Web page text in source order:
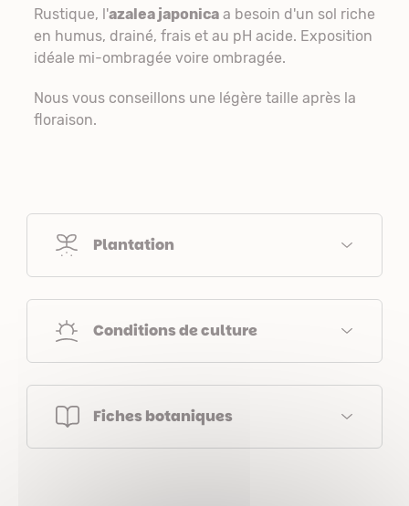
Rustique, l'azalea japonicaa besoin d'un sol riche
en humus, drainé, frais et au pH acide. Exposition
idéale mi-ombragée voire ombragée.
Nous vous conseillons une légère taille après la
floraison.
Plantation
Conditions de culture
Fiches botaniques